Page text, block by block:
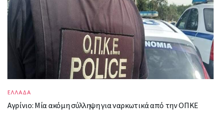
ΕΛΛΑΔΑ
Αγρίνιο: Μία ακόμη σύλληψη για ναρκωτικά από την ΟΠΚΕ